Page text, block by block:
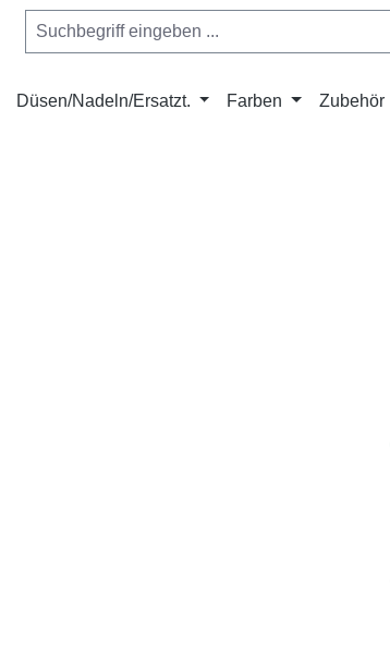
Düsen/Nadeln/Ersatzt. Farben Zubehör